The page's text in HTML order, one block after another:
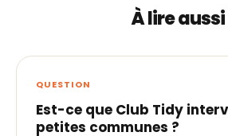
À lire aussi
QUESTION
Est-ce que Club Tidy
petites communes ?